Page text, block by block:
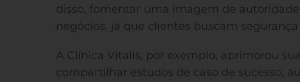
disso, fomentar uma imagem de
negócios, já que clientes buscam
A Clínica Vitalis, por exemplo, aprimorou
compartilhar estudos de caso de sucesso,